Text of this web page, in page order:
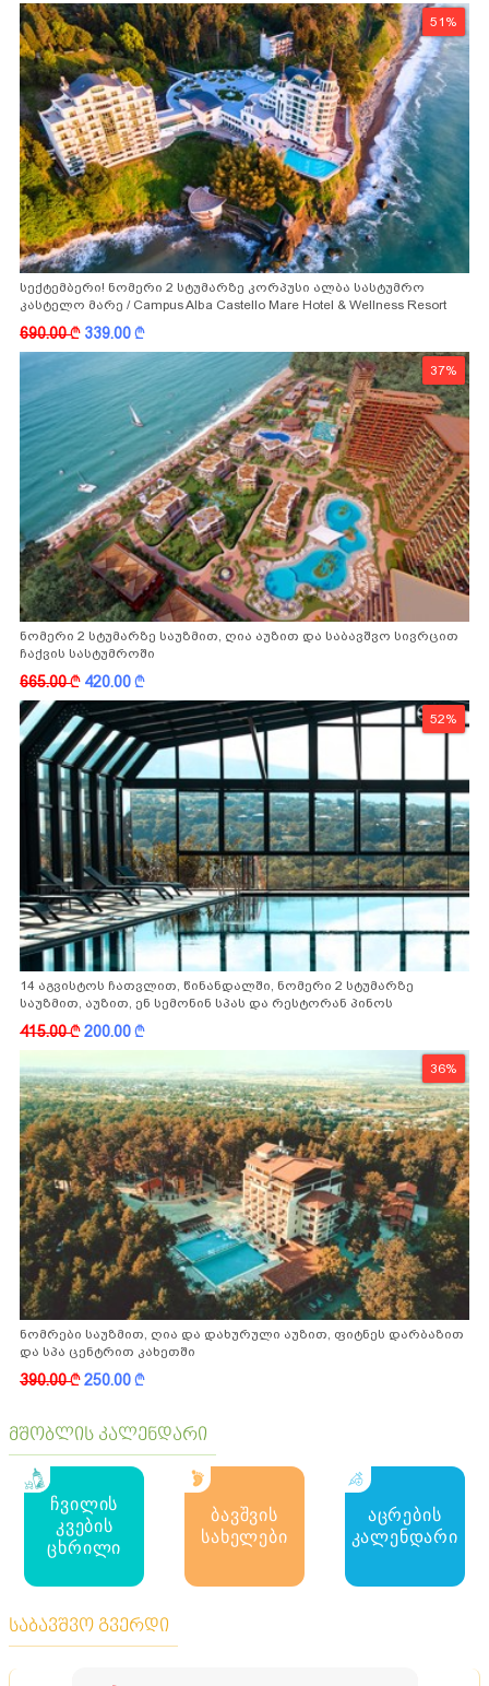
51%
სექტემბერი! ნომერი 2 სტუმარზე კორპუსი ალბა სასტუმრო
კასტელო მარე / Campus Alba Castello Mare Hotel & Wellness Resort
-სგან!
690.00k 339.00k
37%
ნომერი 2 სტუმარზე საუზმით, ღია აუზით და საბავშვო სივრცით
ჩაქვის სასტუმროში
665.00k 420.00k
52%
14 აგვისტოს ჩათვლით, წინანდალში, ნომერი 2 სტუმარზე
საუზმით, აუზით, ენ სემონინ სპას და რესტორან პინოს
415.00k200.00k
36%
ნომრები საუზმით, ღია და დახურული აუზით, ფიტნეს დარბაზით
და სპა ცენტრით კახეთში
390.00k250.00k
მშობლის კალენდარი
ჩვილის
კვების
ცხრილი
ბავშვის
სახელები
აცრების
კალენდარი
საბავშვო გვერდი